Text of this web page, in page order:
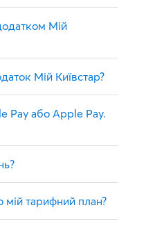
Мій
Мій Київстар?
Pay або Apple Pay.
тарифний план?